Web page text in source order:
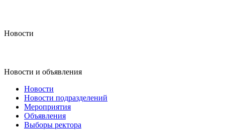
Новости
Новости и объявления
Новости
Новости подразделений
Мероприятия
Объявления
Выборы ректора